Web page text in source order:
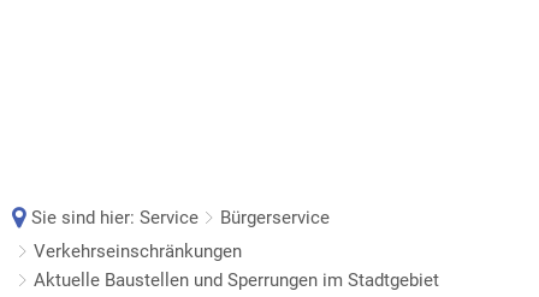
Sie sind hier: Service
Bürgerservice
Verkehrseinschränkungen
Aktuelle Baustellen und Sperrungen im Stadtgebiet